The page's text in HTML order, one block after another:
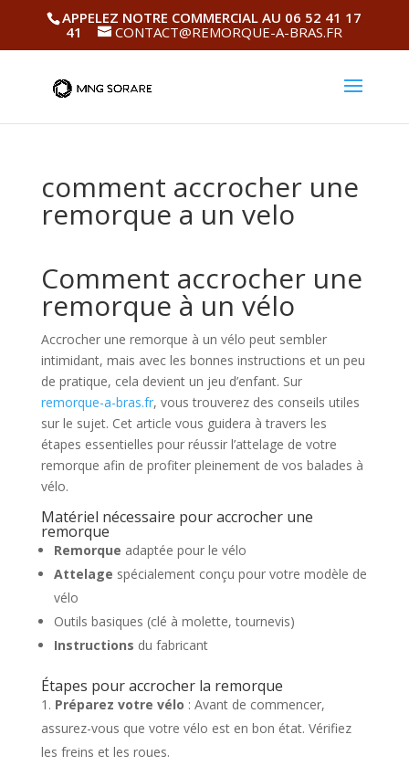
APPELEZ NOTRE COMMERCIAL AU 06 52 41 17
41
CONTACT@REMORQUE-A-BRAS.FR
comment accrocher une
remorque a un velo
Comment accrocher une
remorque à un vélo
Accrocher une remorque à un vélo peut sembler
intimidant, mais avec les bonnes instructions et un peu
de pratique, cela devient un jeu d’enfant. Sur
remorque-a-bras.fr, vous trouverez des conseils utiles
sur le sujet. Cet article vous guidera à travers les
étapes essentielles pour réussir l’attelage de votre
remorque afin de profiter pleinement de vos balades à
vélo.
Matériel nécessaire pour accrocher une
remorque
Remorque adaptée pour le vélo
Attelage spécialement conçu pour votre modèle de
vélo
Outils basiques (clé à molette, tournevis)
Instructions du fabricant
Étapes pour accrocher la remorque
Préparez votre vélo : Avant de commencer,
assurez-vous que votre vélo est en bon état. Vérifiez
les freins et les roues.